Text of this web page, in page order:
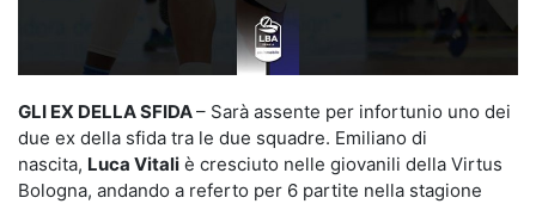
GLI EX DELLA SFIDA– Sarà assente per infortunio uno dei
due ex della sfida tra le due squadre. Emiliano di
nascita, Luca Vitali è cresciuto nelle giovanili della Virtus
Bologna, andando a referto per 6 partite nella stagione